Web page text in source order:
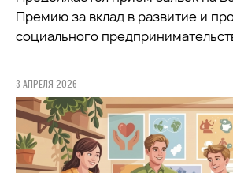
Премию за вклад в развитие и
социального
3 АПРЕЛЯ 2026